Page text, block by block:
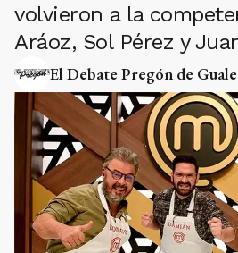
volvieron a la
Aráoz, Sol Pérez y
El Debate Pregón de